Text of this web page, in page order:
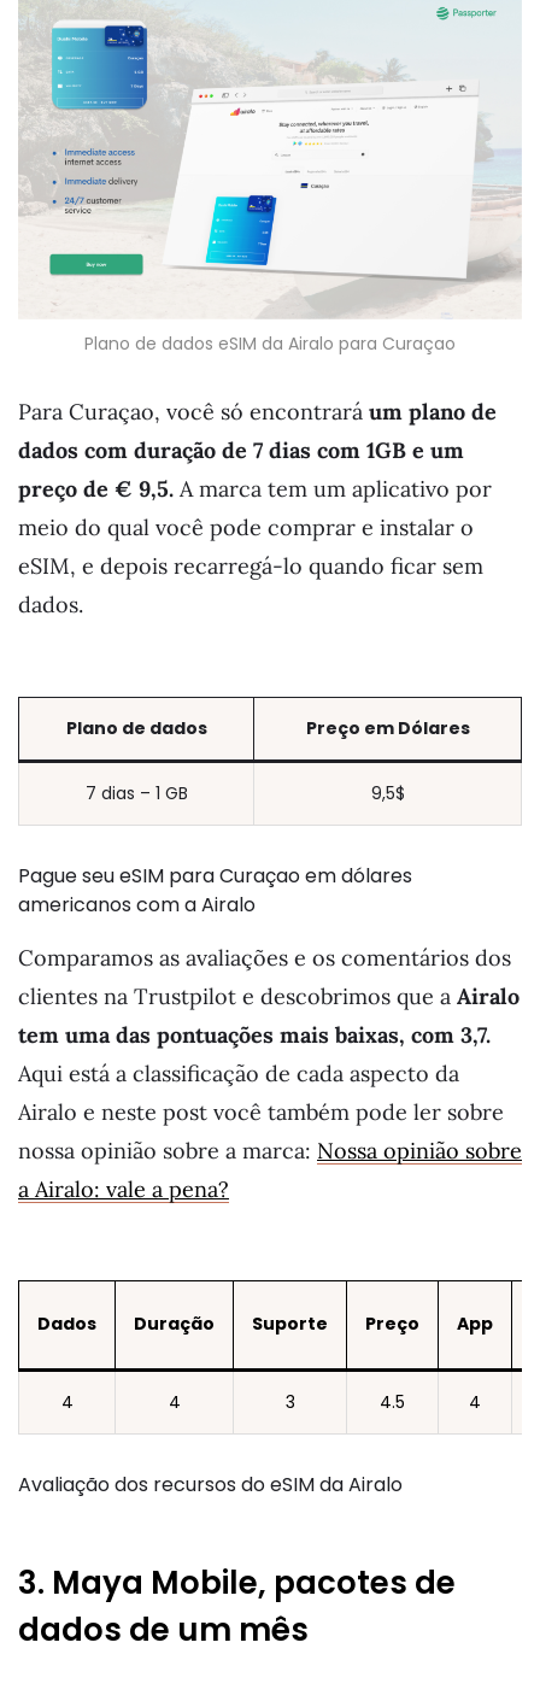
Plano de dados eSIM da Airalo para Curaçao
Para Curaçao, você só encontrará um plano de
dados com duração de 7 dias com 1GB e um
preço de € 9,5. A marca tem um aplicativo por
meio do qual você pode comprar e instalar o
eSIM, e depois recarregá-lo quando ficar sem
dados.
Plano de dados Preço emDólares
7 dias – 1 GB 9,5$
Pague seu eSIM para Curaçao em dólares
americanos com a Airalo
Comparamos as avaliações e os comentários dos
clientes na Trustpilot e descobrimos que a Airalo
tem uma das pontuações mais baixas, com 3,7.
Aqui está a classificação de cada aspecto da
Airalo e neste post você também pode ler sobre
nossa opinião sobre a marca: Nossa opinião sobre
a Airalo: vale a pena?
Dados Duração Suporte Preço App
4 4 3 4.5 4
Avaliação dos recursos do eSIM da Airalo
3. Maya Mobile, pacotes de
dados de um mês